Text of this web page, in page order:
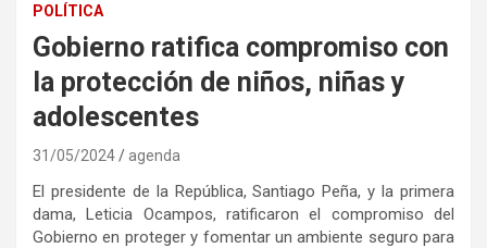
POLÍTICA
Gobierno ratifica compromiso con
la protección de niños, niñas y
adolescentes
31/05/2024 agenda
El presidente de la República, Santiago Peña, y la primera
dama, Leticia Ocampos, ratificaron el compromiso del
Gobierno en proteger y fomentar un ambiente seguro para